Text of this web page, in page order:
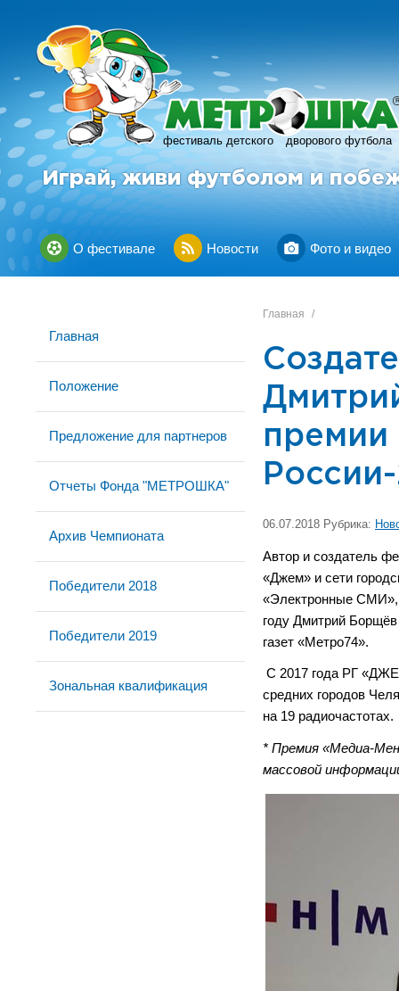
фестиваль детского дворового футбола
R
Играй, живи футболом и
О фестивале Новости Фото и видео
Главная
Положение
Предложение для партнеров
Отчеты Фонда "МЕТРОШКА"
Архив Чемпионата
Победители 2018
Победители 2019
Зональная квалификация
Главная /
06.07.2018 Рубрика:
Автор и создатель
«Джем» и сети
«Электронные СМИ»,
году Дмитрий
газет «Метро74».
С 2017 года РГ
средних городов
на 19 радиочастотах.
* Премия «Медиа-
массовой